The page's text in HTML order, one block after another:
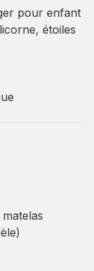
pour enfant
étoiles